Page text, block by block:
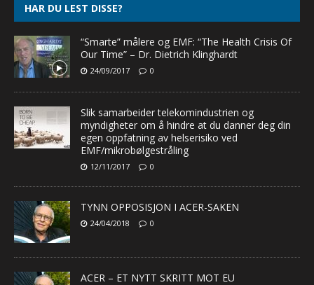
HAR DU LEST DISSE?
“Smarte” målere og EMF: “The Health Crisis Of
Our Time” – Dr. Dietrich Klinghardt
24/09/2017 0
Slik samarbeider telekomindustrien og
myndigheter om å hindre at du danner deg din
egen oppfatning av helserisiko ved
EMF/mikrobølgestråling
12/11/2017 0
TYNN OPPOSISJON I ACER-SAKEN
24/04/2018 0
ACER – ET NYTT SKRITT MOT EU